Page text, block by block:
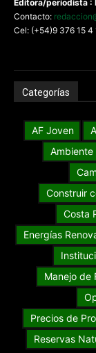
Editora/periodista :
Contacto:
Cel: (+54)9 376 15 4
Categorías
AF Joven
Ambiente
Construir
Costa
Energías
Manejo de
Precios de
Reservas